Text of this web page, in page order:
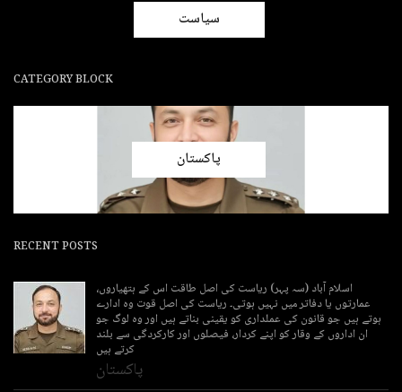
سیاست
CATEGORY BLOCK
پاکستان
RECENT POSTS
اسلام آباد (سہ پہر) ریاست کی اصل طاقت اس کے ہتھیاروں،
عمارتوں یا دفاتر میں نہیں ہوتی۔ ریاست کی اصل قوت وہ ادارے
ہوتے ہیں جو قانون کی عملداری کو یقینی بناتے ہیں اور وہ لوگ جو
ان اداروں کے وقار کو اپنے کردار، فیصلوں اور کارکردگی سے بلند
کرتے ہیں
پاکستان